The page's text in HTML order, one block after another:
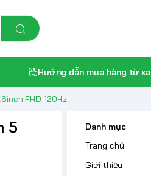
Hướng dẫn mua hàng từ xa
FHD 120Hz
5
Danh mục
Trang chủ
Giới thiệu